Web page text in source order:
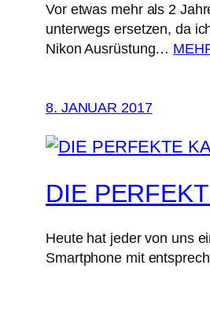
Vor etwas mehr als 2
unterwegs ersetzen, da
Nikon Ausrüstung…
8. JANUAR 2017
DIE
Heute hat jeder von uns
Smartphone mit